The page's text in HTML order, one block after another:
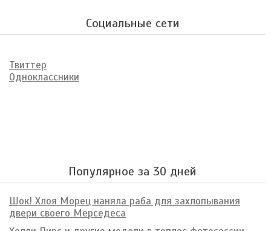
Социальные сети
Твиттер
Одноклассники
Популярное за 30 дней
Шок! Хлоя Морец наняла раба для захлопывания
двери своего Мерседеса